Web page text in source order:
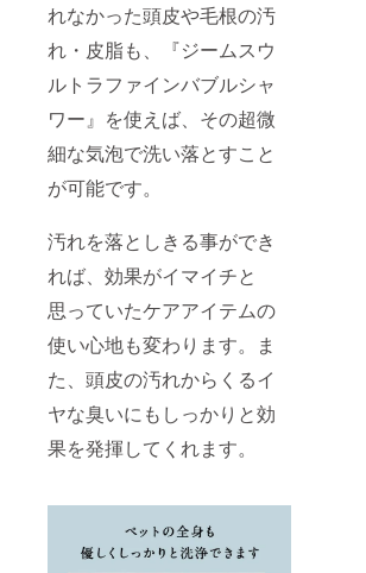
れなかった頭皮や毛根の汚
れ・皮脂も、『ジームスウ
ルトラファインバブルシャ
ワー』を使えば、その超微
細な気泡で洗い落とすこと
が可能です。
汚れを落としきる事ができ
れば、効果がイマイチと
思っていたケアアイテムの
使い心地も変わります。ま
た、頭皮の汚れからくるイ
ヤな臭いにもしっかりと効
果を発揮してくれます。